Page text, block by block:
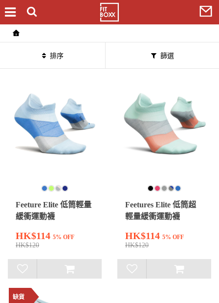
排序 篩選
Feeture Elite 低筒輕量
緩衝運動襪
HK$114 5% OFF
HK$120
Feetures Elite 低筒超
輕量緩衝運動襪
HK$114 5% OFF
HK$120
缺貨